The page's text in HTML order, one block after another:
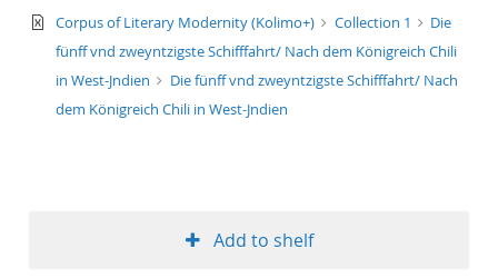
format
publication date
text/xml
Corpus of Literary Modernity (Kolimo+) Collection 1
Die
fünff vnd zweyntzigste Schifffahrt/ Nach dem Königreich Chili
in West-Jndien
Die fünff vnd zweyntzigste Schifffahrt/ Nach
dem Königreich Chili in West-Jndien
Add to shelf